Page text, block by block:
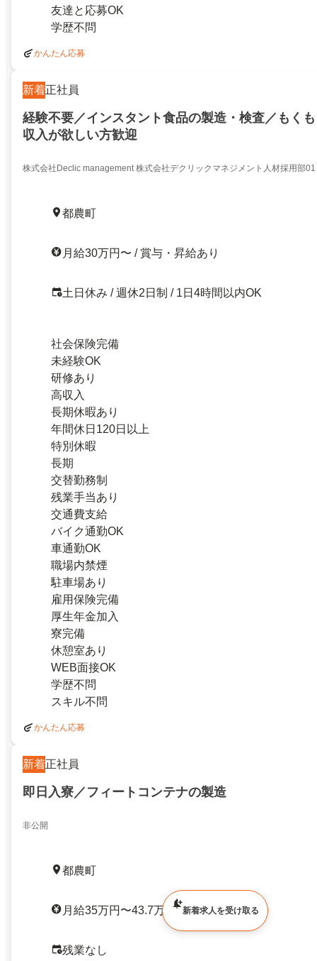
友達と応募OK
学歴不問
かんたん応募
新着正社員
経験不要／インスタント食品の製造・検査／もく
収入が欲しい方歓迎
株式会社Declic management 株式会社デクリックマネジメント人材採用部01
都農町
月給30万円〜 / 賞与・昇給あり
土日休み / 週休2日制 / 1日4時間以内OK
社会保険完備
未経験OK
研修あり
高収入
長期休暇あり
年間休日120日以上
特別休暇
長期
交替勤務制
残業手当あり
交通費支給
バイク通勤OK
車通勤OK
職場内禁煙
駐車場あり
雇用保険完備
厚生年金加入
寮完備
休憩室あり
WEB面接OK
学歴不問
スキル不問
かんたん応募
新着正社員
即日入寮／フィートコンテナの製造
非公開
都農町
月給35万円〜43.7万円 / 賞与・昇給あり
残業なし
新着求人を受け取る